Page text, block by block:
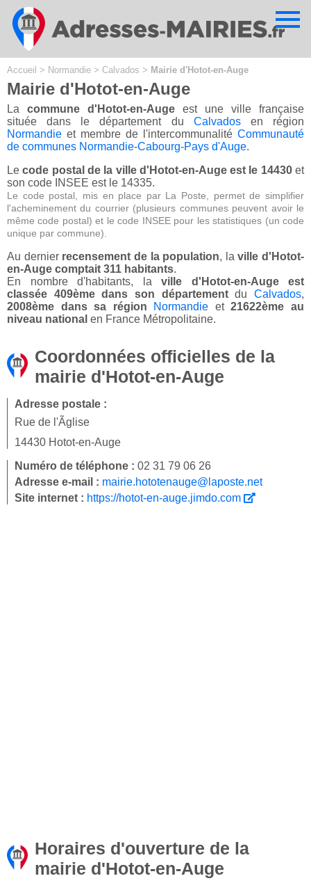
Accueil > Normandie > Calvados > Mairie d'Hotot-en-Auge
Mairie d'Hotot-en-Auge
La commune d'Hotot-en-Auge est une ville française
située dans le département du Calvadosen région
Normandie et membre de l'intercommunalité Communauté
de communes Normandie-Cabourg-Pays d'Auge.
Lecode postal de la ville d'Hotot-en-Auge est le 14430et
son code INSEE est le 14335.
Le code postal, mis en place par La Poste, permet de simplifier
l'acheminement du courrier (plusieurs communes peuvent avoir le
même code postal) et le code INSEE pour les statistiques (un code
unique par commune).
Au dernier recensement de la population, laville d'Hotot-
en-Auge comptait 311 habitants.
En nombre d'habitants, la ville d'Hotot-en-Auge est
classée 409ème dans son départementduCalvados,
2008ème dans sa région
Normandie et21622ème au
niveau national en France Métropolitaine.
Coordonnées officielles de la
mairie d'Hotot-en-Auge
Adresse postale :
Rue de l'Ãglise
14430 Hotot-en-Auge
Numéro de téléphone : 02 31 79 06 26
Adresse e-mail : mairie.hototenauge@laposte.net
Site internet : https://hotot-en-auge.jimdo.com
Horaires d'ouverture de la
mairie d'Hotot-en-Auge
Cookies management panel